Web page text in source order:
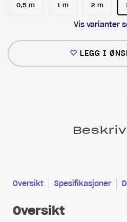
0,5 m 1 m 2 m
Vis varianter
LEGG I
Oversikt Spesifikasjoner
Oversikt